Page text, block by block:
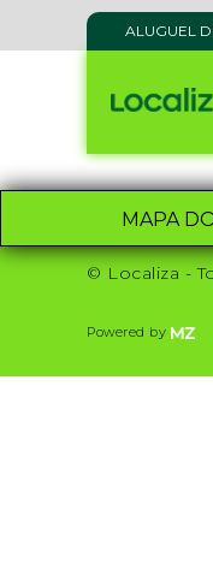
ALUGUEL
MAPA
© Localiza -
Powered by